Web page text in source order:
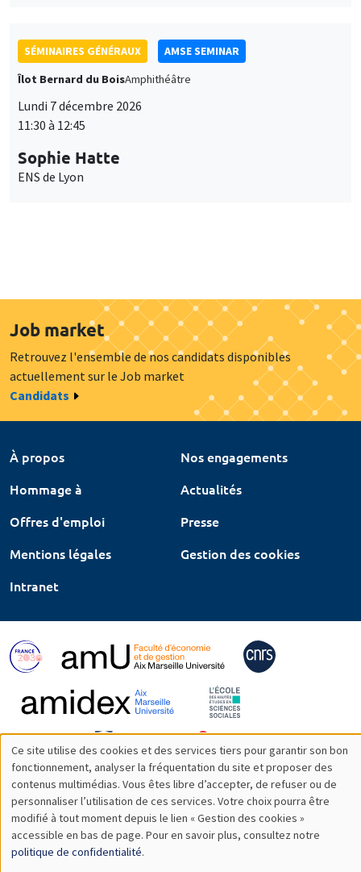
SÉMINAIRES GÉNÉRAUX
AMSE SEMINAR
Îlot Bernard du BoisAmphithéâtre
Lundi 7 décembre 2026
11:30 à 12:45
Sophie Hatte
ENS de Lyon
Job market
Retrouvez l'ensemble de nos candidats disponibles
actuellement sur le Job market
Candidats
À propos
Nos engagements
Hommage à
Actualités
Offres d'emploi
Presse
Mentions légales
Gestion des cookies
Intranet
Utilisation
des
données
personnelles
Ce site utilise des cookies et des services tiers pour garantir son bon
fonctionnement, analyser la fréquentation du site et proposer des
contenus multimédias. Vous êtes libre d’accepter, de refuser ou de
personnaliser l’utilisation de ces services. Votre choix pourra être
modifié à tout moment depuis le lien « Gestion des cookies »
accessible en bas de page. Pour en savoir plus, consultez notre
politique de confidentialité.